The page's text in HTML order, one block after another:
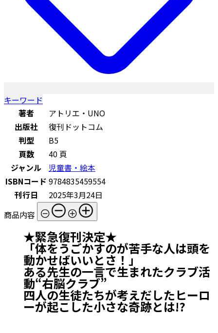
キーワード
著者
アトリエ・UNO
出版社
復刊ドットコム
判型
B5
頁数
40 頁
ジャンル
児童書・絵本
ISBNコード 9784835459554
刊行日
2025年3月24日
商品内容
★緊急復刊決定★
「体をうごかすのが苦手な人は頭を
動かせばいいとさ！」
ある先生の一言で生まれたクラブ活
動“右脳クラブ”
四人の生徒たちが考えだしたヒーロ
ーが起こした小さな奇跡とは!?